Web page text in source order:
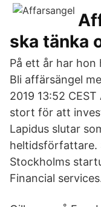
ska tänka
På ett år har hon
Bli affärsängel
2019 13:52
stort för att
Lapidus slutar
heltidsförfattare.
Stockholms
Financial